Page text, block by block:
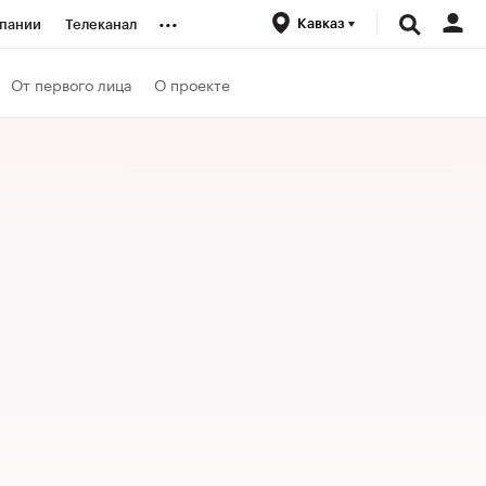
Телеканал ... Кавказ
От первого лица О проекте